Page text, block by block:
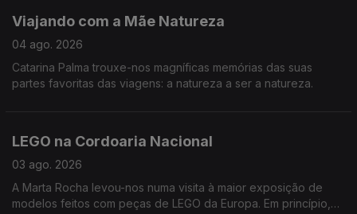
Viajando com a Mãe Natureza
04 ago. 2026
Catarina Palma trouxe-nos magníficas memórias das suas
partes favoritas das viagens: a natureza a ser a natureza.
LEGO na Cordoaria Nacional
03 ago. 2026
A Marta Rocha levou-nos numa visita à maior exposição de
modelos feitos com peças de LEGO da Europa. Em princípio,